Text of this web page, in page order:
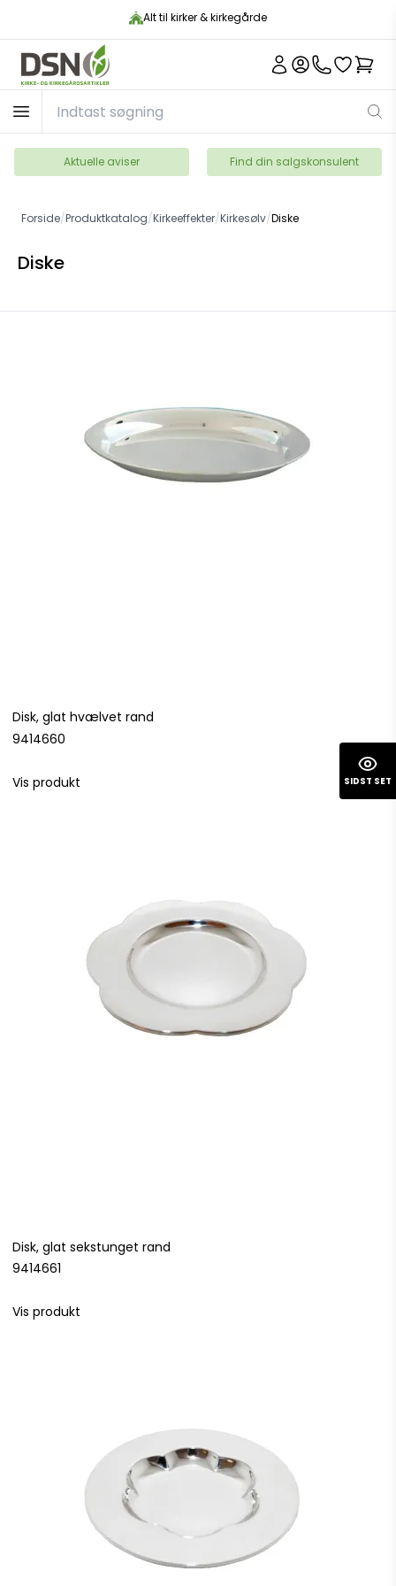
Alt til kirker & kirkegårde
Aktuelle aviser Find din salgskonsulent
Forside/Produktkatalog/Kirkeeffekter/Kirkesølv/Diske
Diske
Disk, glat hvælvet rand
9414660
Vis produkt
Disk, glat sekstunget rand
9414661
Vis produkt
SIDST SET